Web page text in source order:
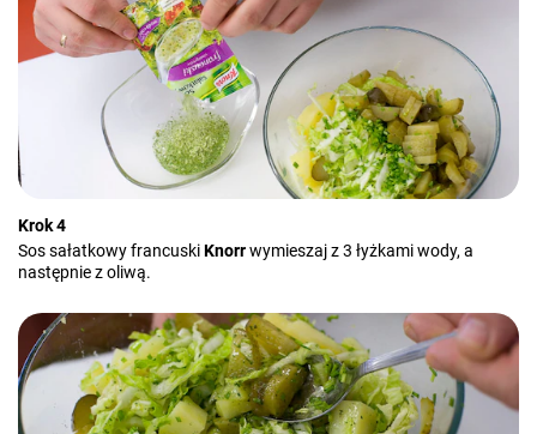
Krok 4
Sos sałatkowy francuskiKnorrwymieszaj z 3 łyżkami wody, a
następnie z oliwą.